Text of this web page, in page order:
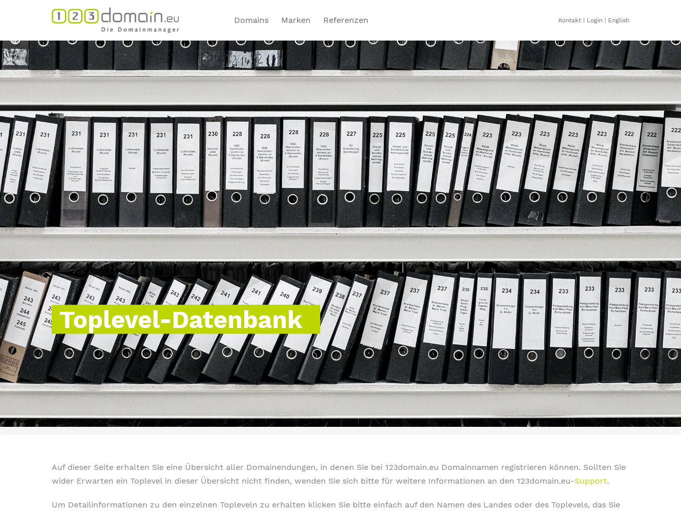
Domains Marken Referenzen Kontakt Login English
Toplevel-Datenbank
Auf dieser Seite erhalten Sie eine Übersicht aller Domainendungen, in denen Sie bei 123domain.eu Domainnamen registrieren können. Sollten Sie
wider Erwarten ein Toplevel in dieser Übersicht nicht finden, wenden Sie sich bitte für weitere Informationen an den 123domain.eu-Support.
Um Detailinformationen zu den einzelnen Topleveln zu erhalten klicken Sie bitte einfach auf den Namen des Landes oder des Toplevels, das Sie